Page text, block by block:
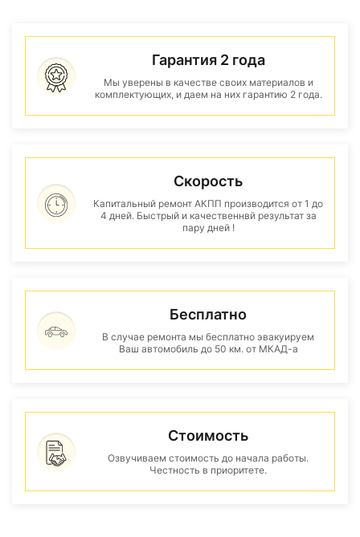
Гарантия 2 года
Мы уверены в качестве своих материалов и
комплектующих, и даем на них гарантию 2 года.
Скорость
Капитальный ремонт АКПП производится от 1 до
4 дней. Быстрый и качественнвй результат за
пару дней !
Бесплатно
В случае ремонта мы бесплатно эвакуируем
Ваш автомобиль до 50 км. от МКАД-а
Стоимость
Озвучиваем стоимость до начала работы.
Честность в приоритете.